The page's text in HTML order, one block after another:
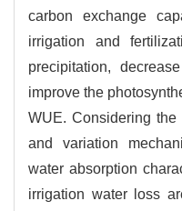
carbon exchange
irrigation and
precipitation,
improve the
WUE. Considering the
and variation
water absorption
irrigation water loss